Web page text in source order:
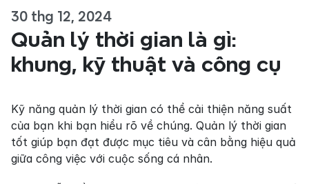
30 thg 12, 2024
Quản lý thời gian là gì:
khung, kỹ thuật và công cụ
Kỹ năng quản lý thời gian có thể cải thiện năng suất
của bạn khi bạn hiểu rõ về chúng. Quản lý thời gian
tốt giúp bạn đạt được mục tiêu và cân bằng hiệu quả
giữa công việc với cuộc sống cá nhân.